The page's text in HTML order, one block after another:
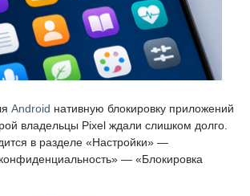
Android нативную блокировку приложений
владельцы Pixel ждали слишком долго.
в разделе «Настройки» —
— «Блокировка